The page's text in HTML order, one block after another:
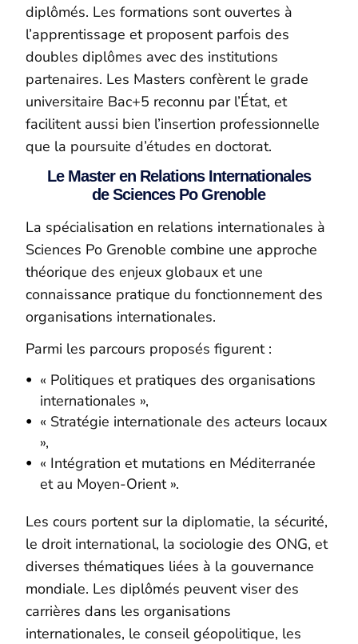
diplômés. Les formations sont ouvertes à
l’apprentissage et proposent parfois des
doubles diplômes avec des institutions
partenaires. Les Masters confèrent le grade
universitaire Bac+5 reconnu par l’État, et
facilitent aussi bien l’insertion professionnelle
que la poursuite d’études en doctorat.
Le Master en Relations Internationales
de Sciences Po Grenoble
La spécialisation en relations internationales à
Sciences Po Grenoble combine une approche
théorique des enjeux globaux et une
connaissance pratique du fonctionnement des
organisations internationales.
Parmi les parcours proposés figurent :
« Politiques et pratiques des organisations
internationales »,
« Stratégie internationale des acteurs locaux
»,
« Intégration et mutations en Méditerranée
et au Moyen-Orient ».
Les cours portent sur la diplomatie, la sécurité,
le droit international, la sociologie des ONG, et
diverses thématiques liées à la gouvernance
mondiale. Les diplômés peuvent viser des
carrières dans les organisations
internationales, le conseil géopolitique, les